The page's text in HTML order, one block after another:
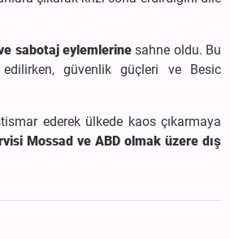
sabotaj eylemlerine sahne oldu. Bu
güvenlik güçleri ve Besic
ederek ülkede kaos çıkarmaya
Mossad ve ABD olmak üzere dış